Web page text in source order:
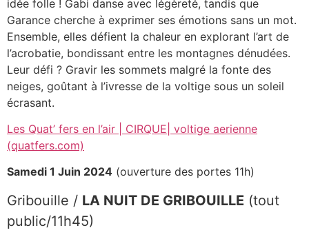
idée folle ! Gabi danse avec légèreté, tandis que
Garance cherche à exprimer ses émotions sans un mot.
Ensemble, elles défient la chaleur en explorant l’art de
l’acrobatie, bondissant entre les montagnes dénudées.
Leur défi ? Gravir les sommets malgré la fonte des
neiges, goûtant à l’ivresse de la voltige sous un soleil
écrasant.
Les Quat’ fers en l’air | CIRQUE| voltige aerienne
(quatfers.com)
Samedi 1 Juin 2024 (ouverture des portes 11h)
Gribouille / LA NUIT DE GRIBOUILLE (tout
public/11h45)